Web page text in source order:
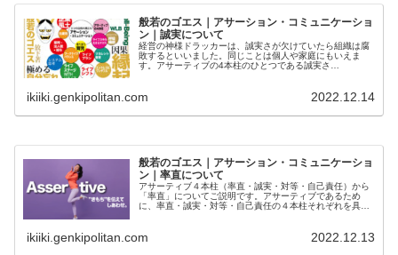
般若のゴエス｜アサーション・コミュニケーショ
ン｜誠実について
経営の神様ドラッカーは、誠実さが欠けていたら組織は腐
敗するといいました。同じことは個人や家庭にもいえま
す。アサーティブの4本柱のひとつである誠実さ
とします。聞こえないことも聞こうとします。
ikiiki.genkipolitan.com 2022.12.14
般若のゴエス｜アサーション・コミュニケーショ
ン｜率直について
アサーティブ４本柱（率直・誠実・対等・自己責任）から
「率直」についてご説明です。アサーティブであるため
に、率直・誠実・対等・自己責任の４本柱それぞれを具体
ikiiki.genkipolitan.com 2022.12.13